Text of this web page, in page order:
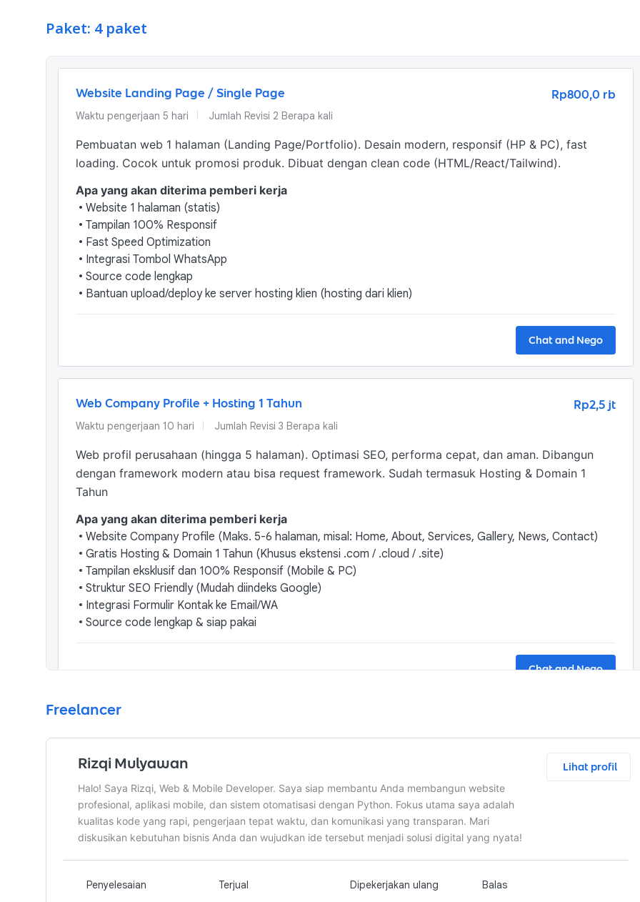
Paket: 4 paket
Website Landing Page / Single Page Rp800,0 rb
Waktu pengerjaan 5 hari Jumlah Revisi 2 Berapa kali
Pembuatan web 1 halaman (Landing Page/Portfolio). Desain modern, responsif (HP & PC), fast
loading. Cocok untuk promosi produk. Dibuat dengan clean code (HTML/React/Tailwind).
Apa yang akan diterima pemberi kerja
• Website 1 halaman (statis)
• Tampilan 100% Responsif
• Fast Speed Optimization
• Integrasi Tombol WhatsApp
• Source code lengkap
• Bantuan upload/deploy ke server hosting klien (hosting dari klien)
Chat and Nego
Web Company Profile + Hosting 1 Tahun Rp2,5 jt
Waktu pengerjaan 10 hari Jumlah Revisi 3 Berapa kali
Web profil perusahaan (hingga 5 halaman). Optimasi SEO, performa cepat, dan aman. Dibangun
dengan framework modern atau bisa request framework. Sudah termasuk Hosting & Domain 1
Tahun
Apa yang akan diterima pemberi kerja
• Website Company Profile (Maks. 5-6 halaman, misal: Home, About, Services, Gallery, News, Contact)
• Gratis Hosting & Domain 1 Tahun (Khusus ekstensi .com / .cloud / .site)
• Tampilan eksklusif dan 100% Responsif (Mobile & PC)
• Struktur SEO Friendly (Mudah diindeks Google)
• Integrasi Formulir Kontak ke Email/WA
• Source code lengkap & siap pakai
Chat and Nego
Rp4,0 jt
Waktu pengerjaan
Sistem kompleks: Toko Online, Dashboard Admin, atau Web App khusus. Dilengkapi database,
panel kontrol, integrasi API, dan fitur dinamis sesuai alur bisnis Anda (Full-Stack).
Apa yang akan diterima pemberi kerja
Sistem Full-Stack (Frontend & Backend)
• Gratis Hosting & Domain 1 Tahun (Khusus ekstensi .com / .cloud / .site)
Database terstruktur
Freelancer
Rizqi Mulyawan
Halo! Saya Rizqi, Web & Mobile Developer. Saya siap membantu Anda membangun website
profesional, aplikasi mobile, dan sistem otomatisasi dengan Python. Fokus utama saya adalah
kualitas kode yang rapi, pengerjaan tepat waktu, dan komunikasi yang transparan. Mari
diskusikan kebutuhan bisnis Anda dan wujudkan ide tersebut menjadi solusi digital yang nyata!
Lihat profil
Penyelesaian Terjual Dipekerjakan ulang Balas